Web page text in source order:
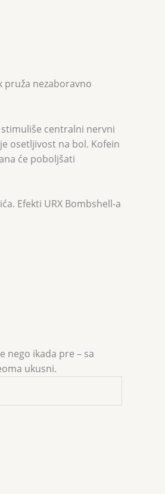
pruža nezaboravno
stimuliše centralni nervni
osetljivost na bol. Kofein
će poboljšati
Efekti URX Bombshell-a
nego ikada pre – sa
ukusni.